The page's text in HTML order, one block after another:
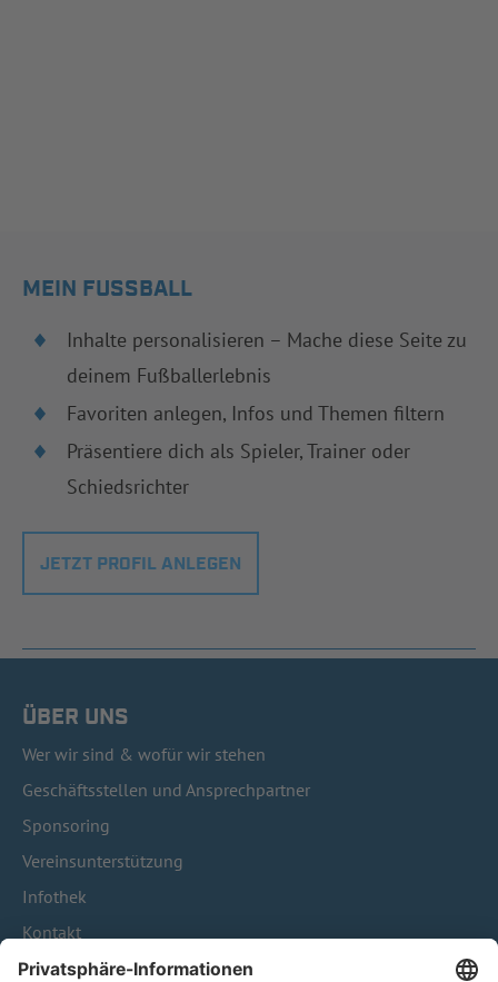
MEIN FUSSBALL
Inhalte personalisieren – Mache diese Seite zu
deinem Fußballerlebnis
Favoriten anlegen, Infos und Themen filtern
Präsentiere dich als Spieler, Trainer oder
Schiedsrichter
JETZT PROFIL ANLEGEN
ÜBER UNS
Wer wir sind & wofür wir stehen
Geschäftsstellen und Ansprechpartner
Sponsoring
Vereinsunterstützung
Infothek
Kontakt